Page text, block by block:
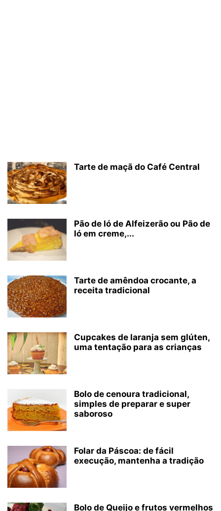
Tarte de maçã do Café Central
Pão de ló de Alfeizerão ou Pão de
ló em creme,...
Tarte de amêndoa crocante, a
receita tradicional
Cupcakes de laranja sem glúten,
uma tentação para as crianças
Bolo de cenoura tradicional,
simples de preparar e super
saboroso
Folar da Páscoa: de fácil
execução, mantenha a tradição
Bolo de Queijo e frutos vermelhos